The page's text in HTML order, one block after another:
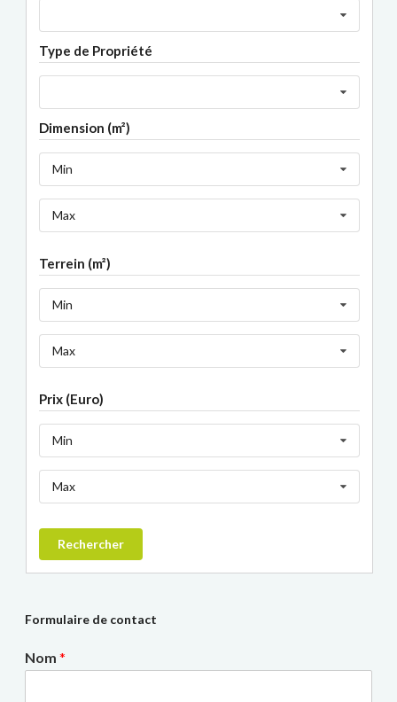
Type de Propriété
Dimension (m²)
Min
Max
Terrein (m²)
Min
Max
Prix (Euro)
Min
Max
Rechercher
Formulaire de contact
Nom *